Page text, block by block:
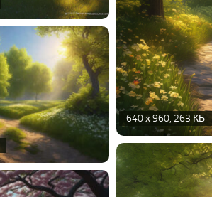
640 х 960, 263 КБ